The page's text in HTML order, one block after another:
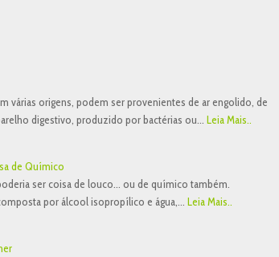
várias origens, podem ser provenientes de ar engolido, de
digestivo, produzido por bactérias ou… Leia Mais..
de Químico
ser coisa de louco… ou de químico também.
por álcool isopropílico e água,… Leia Mais..